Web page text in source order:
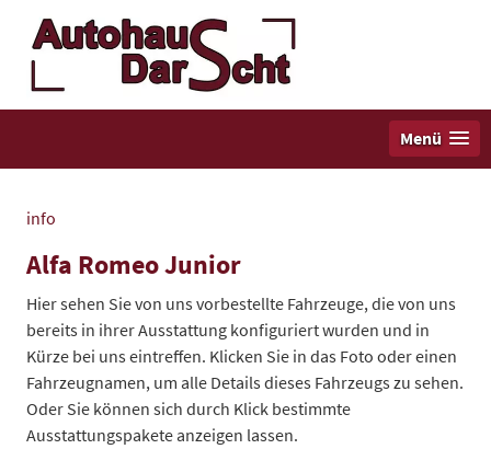
Menü
info
Alfa Romeo Junior
Hier sehen Sie von uns vorbestellte Fahrzeuge, die von uns
bereits in ihrer Ausstattung konfiguriert wurden und in
Kürze bei uns eintreffen. Klicken Sie in das Foto oder einen
Fahrzeugnamen, um alle Details dieses Fahrzeugs zu sehen.
Oder Sie können sich durch Klick bestimmte
Ausstattungspakete anzeigen lassen.